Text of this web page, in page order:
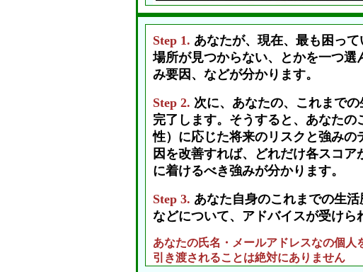
Step 1. あなたが、現在、最も困っ
場所が見つからない、とかを一つ
み要因、などが分かります。
Step 2. 次に、あなたの、これまで
完了します。そうすると、あなた
性）に応じた将来のリスクと強み
因を改善すれば、どれだけ各スコ
に着けるべき強みが分かります。
Step 3. あなた自身のこれまでの生
などについて、アドバイスが受けら
あなたの氏名・メールアドレスなの個
引き渡されることは絶対にありません